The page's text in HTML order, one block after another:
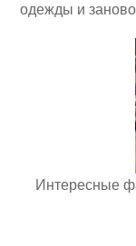
одежды и
Интересные